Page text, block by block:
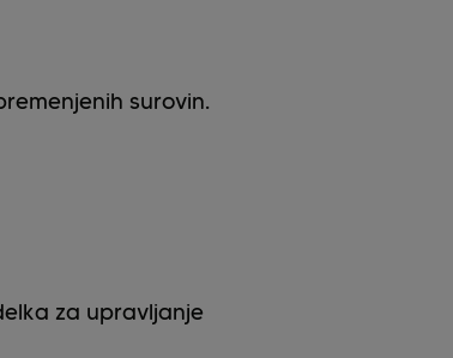
surovin.
za upravljanje